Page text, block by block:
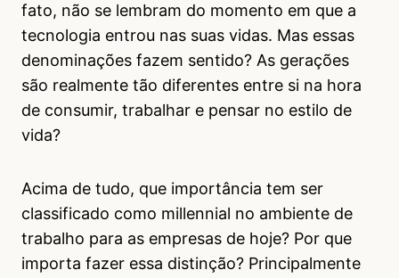
fato, não se lembram do momento em que a
tecnologia entrou nas suas vidas. Mas essas
denominações fazem sentido? As gerações
são realmente tão diferentes entre si na hora
de consumir, trabalhar e pensar no estilo de
vida?
Acima de tudo, que importância tem ser
classificado como millennial no ambiente de
trabalho para as empresas de hoje? Por que
importa fazer essa distinção? Principalmente